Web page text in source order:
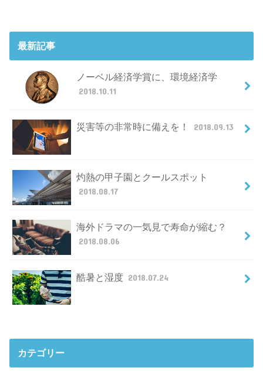
最新記事
ノーベル経済学賞に、環境経済学
2018.10.11
災害等の非常時に備えを！ 2018.09.13
灼熱の甲子園とクールスポット
2018.08.17
海外ドラマの一気見で寿命が縮む？
2018.08.06
酷暑と湿度 2018.07.24
カテゴリー